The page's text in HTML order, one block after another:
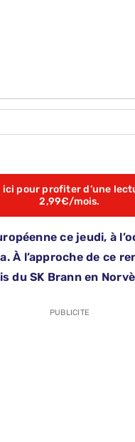
pour profiter d’une
2,99€/mois.
ce jeudi, à
À l’approche de ce
du SK Brann en
PUBLICITE